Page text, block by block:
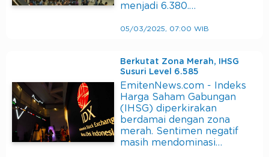
menjadi 6.380.…
05/03/2025, 07:00 WIB
Berkutat Zona Merah, IHSG
Susuri Level 6.585
EmitenNews.com - Indeks
Harga Saham Gabungan
(IHSG) diperkirakan
berdamai dengan zona
merah. Sentimen negatif
masih mendominasi…